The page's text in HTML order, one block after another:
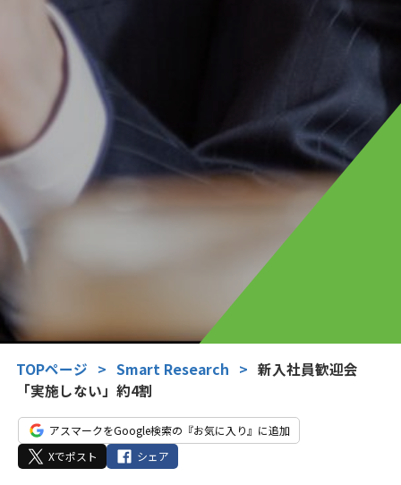
TOPページ > Smart Research > 新入社員歓迎会
「実施しない」約4割
アスマークをGoogle検索の『お気に入り』に追加
Xでポスト
シェア